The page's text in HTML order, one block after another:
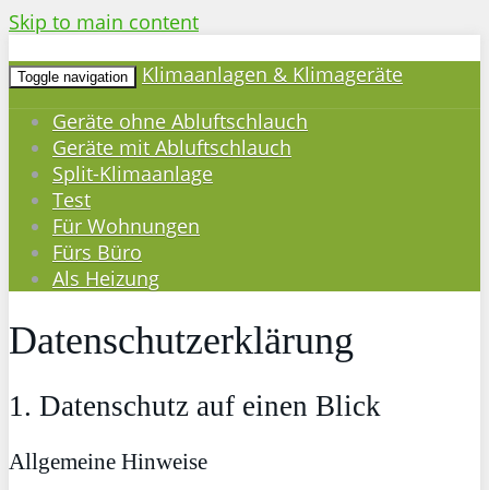
Skip to main content
Toggle navigation
Klimaanlagen & Klimageräte
Geräte ohne Abluftschlauch
Geräte mit Abluftschlauch
Split-Klimaanlage
Test
Für Wohnungen
Fürs Büro
Als Heizung
Datenschutzerklärung
1. Datenschutz auf einen Blick
Allgemeine Hinweise